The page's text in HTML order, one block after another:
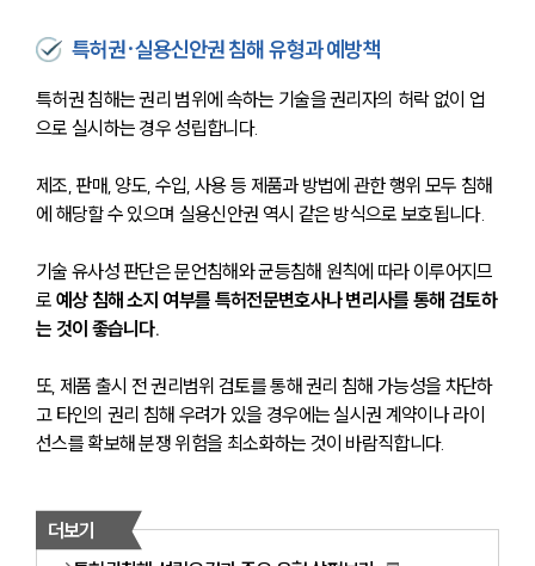
특허권·실용신안권 침해 유형과 예방책
특허권 침해는 권리 범위에 속하는 기술을 권리자의 허락 없이 업
으로 실시하는 경우 성립합니다.
제조, 판매, 양도, 수입, 사용 등 제품과 방법에 관한 행위 모두 침해
에 해당할 수 있으며 실용신안권 역시 같은 방식으로 보호됩니다.
기술 유사성 판단은 문언침해와 균등침해 원칙에 따라 이루어지므
로 예상 침해 소지 여부를 특허전문변호사나 변리사를 통해 검토하
는 것이 좋습니다.
또, 제품 출시 전 권리범위 검토를 통해 권리 침해 가능성을 차단하
고 타인의 권리 침해 우려가 있을 경우에는 실시권 계약이나 라이
선스를 확보해 분쟁 위험을 최소화하는 것이 바람직합니다.
더보기